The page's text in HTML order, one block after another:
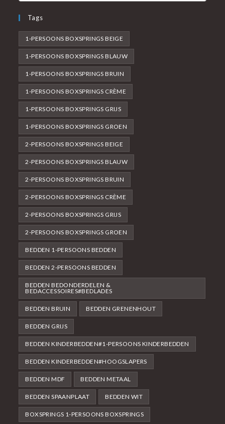
Tags
1-PERSOONS BOXSPRINGS BEIGE
1-PERSOONS BOXSPRINGS BLAUW
1-PERSOONS BOXSPRINGS BRUIN
1-PERSOONS BOXSPRINGS CRÈME
1-PERSOONS BOXSPRINGS GRIJS
1-PERSOONS BOXSPRINGS GROEN
2-PERSOONS BOXSPRINGS BEIGE
2-PERSOONS BOXSPRINGS BLAUW
2-PERSOONS BOXSPRINGS BRUIN
2-PERSOONS BOXSPRINGS CRÈME
2-PERSOONS BOXSPRINGS GRIJS
2-PERSOONS BOXSPRINGS GROEN
BEDDEN 1-PERSOONS BEDDEN
BEDDEN 2-PERSOONS BEDDEN
BEDDEN BEDONDERDELEN &
BEDACCESSOIRES#BEDLADES
BEDDEN BRUIN BEDDEN GRENENHOUT
BEDDEN GRIJS
BEDDEN KINDERBEDDEN#1-PERSOONS KINDERBEDDEN
BEDDEN KINDERBEDDEN#HOOGSLAPERS
BEDDEN MDF BEDDEN METAAL
BEDDEN SPAANPLAAT BEDDEN WIT
BOXSPRINGS 1-PERSOONS BOXSPRINGS